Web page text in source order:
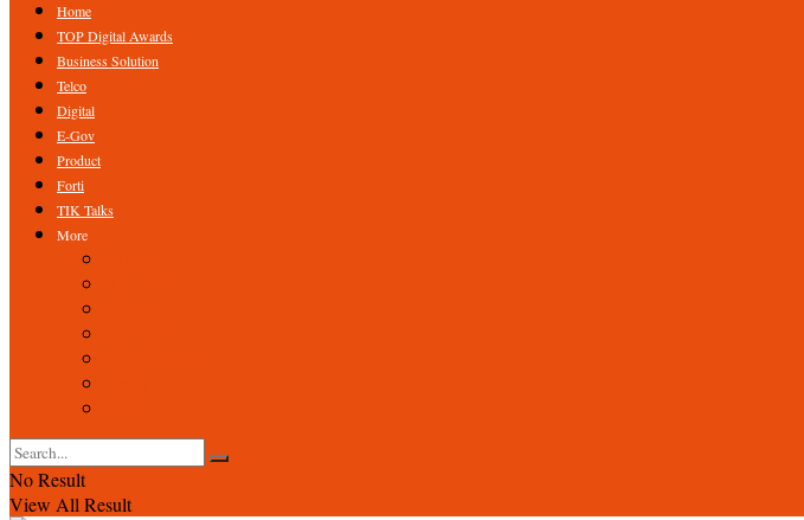
Home
TOP Digital Awards
Business Solution
Telco
Digital
E-Gov
Product
Forti
TIK Talks
More
No Result
View All Result